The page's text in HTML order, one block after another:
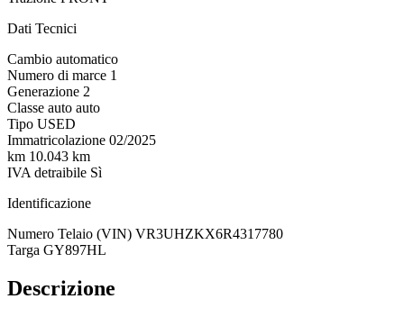
Dati Tecnici
Cambio automatico
Numero di marce 1
Generazione 2
Classe auto auto
Tipo USED
Immatricolazione 02/2025
km 10.043 km
IVA detraibile Sì
Identificazione
Numero Telaio (VIN) VR3UHZKX6R4317780
Targa GY897HL
Descrizione